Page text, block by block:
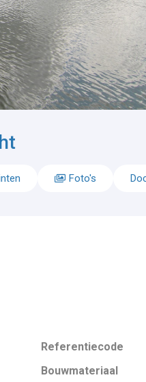
Foto's
Referentiecode
Bouwmateriaal